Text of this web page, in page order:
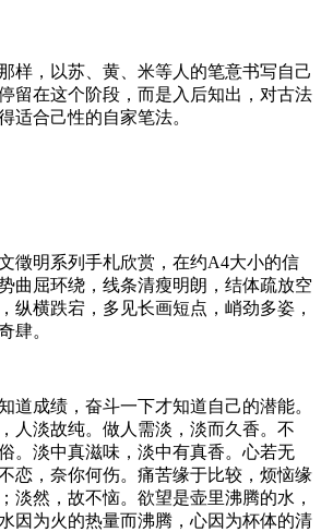
样，以苏、黄、米等人的笔意书写自己
留在这个阶段，而是入后知出，对古法
适合己性的自家笔法。
徵明系列手札欣赏，在约A4大小的信
曲屈环绕，线条清瘦明朗，结体疏放空
纵横跌宕，多见长画短点，峭劲多姿，
肆。
道成绩，奋斗一下才知道自己的潜能。
人淡故纯。做人需淡，淡而久香。不
。淡中真滋味，淡中有真香。心若无
恋，奈你何伤。痛苦缘于比较，烦恼缘
淡然，故不恼。欲望是壶里沸腾的水，
因为火的热量而沸腾，心因为杯体的清